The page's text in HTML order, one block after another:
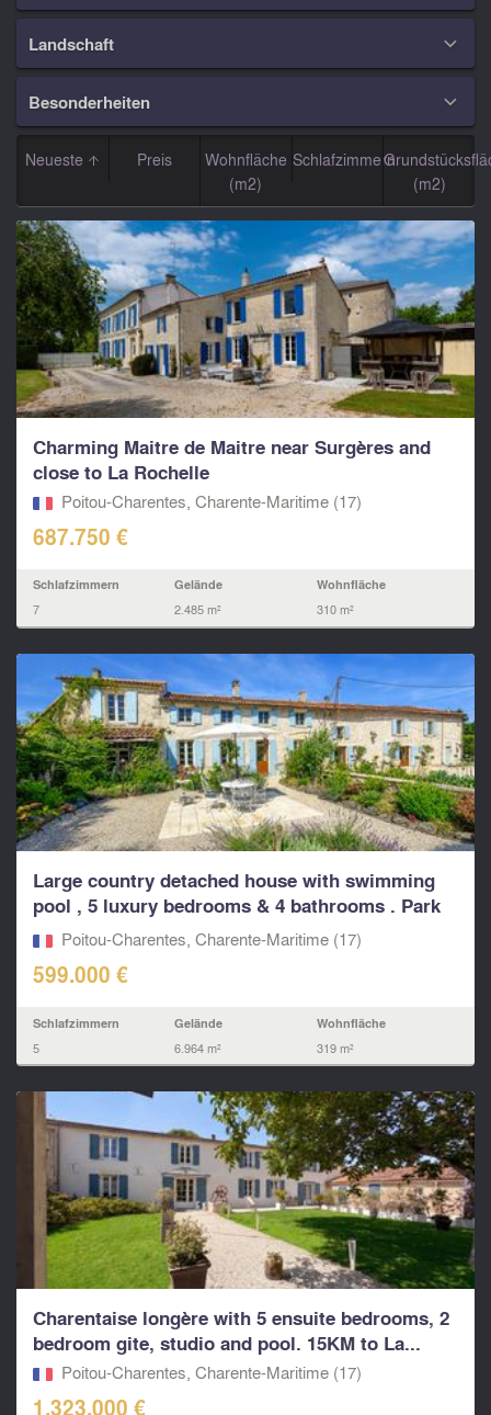
Landschaft 
Besonderheiten 
Neueste Preis
Wohnfläche
(m2)
Schlafzimmern
(m2)
Charming Maitre de Maitre near Surgères and
close to La Rochelle
Poitou-Charentes, Charente-Maritime (17)
687.750 €
Schlafzimmern
7
Gelände
2.485 m²
Wohnfläche
310 m²
Large country detached house with swimming
pool , 5 luxury bedrooms & 4 bathrooms . Park
gardens...
Poitou-Charentes, Charente-Maritime (17)
599.000 €
Schlafzimmern
5
Gelände
6.964 m²
Wohnfläche
319 m²
Charentaise longère with 5 ensuite bedrooms, 2
bedroom gite, studio and pool. 15KM to La...
Poitou-Charentes, Charente-Maritime (17)
1.323.000 €